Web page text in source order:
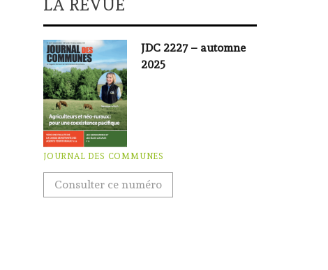
LA REVUE
JDC 2227 – automne
2025
JOURNAL DES COMMUNES
Consulter ce numéro